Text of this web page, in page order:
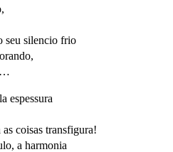
seu silencio frio
espessura
coisas transfigura!
a harmonia